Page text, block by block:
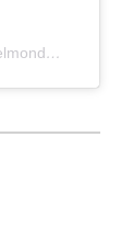
Een bericht gedeeld door Hockey Club Helmond Heren 1